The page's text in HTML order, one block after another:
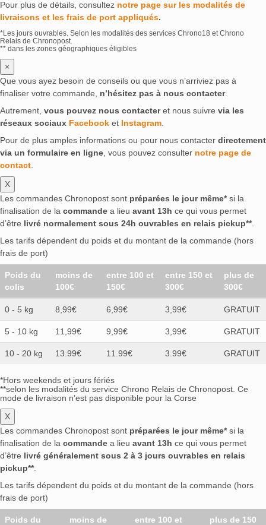
Pour plus de détails, consultez notre page sur les modalités de
livraisons et les frais de port appliqués.
*Les jours ouvrables. Selon les modalités des services Chrono18 et Chrono
Relais de Chronopost.
** dans les zones géographiques éligibles
×
Que vous ayez besoin de conseils ou que vous n’arriviez pas à
finaliser votre commande, n’hésitez pas à nous contacter.
Autrement, vous pouvez nous contacteret nous suivre via les
réseaux sociaux Facebook et Instagram
Pour de plus amples informations ou pour nous contacter directement
via un formulaire en ligne , vous pouvez consulter notre page de
contact
X
Les commandes Chronopost sont préparées le jour même*si la
finalisation de la commande a lieu avant 13h ce qui vous permet
d’être livré normalement sous 24h ouvrables en relais pickup**.
Les tarifs dépendent du poids et du montant de la commande (hors
frais de port)
Poids du
colis
moins de
100€
entre 100 et
150€
entre 150 et
300€
plus de
300€
0 - 5 kg 8,99€ 6,99€ 3,99€ GRATUIT
5 - 10 kg 11,99€ 9,99€ 3,99€ GRATUIT
10 - 20 kg 13.99€ 11.99€ 3.99€ GRATUIT
*Hors weekends et jours fériés
**selon les modalités du service Chrono Relais de Chronopost. Ce
mode de livraison n’est pas disponible pour la Corse
X
Les commandes Chronopost sont préparées le jour même*si la
finalisation de la commande a lieu avant 13h ce qui vous permet
d’être livré généralement sous 2 à 3 jours ouvrables en relais
pickup**.
Les tarifs dépendent du poids et du montant de la commande (hors
frais de port)
Poids du
moins de
entre 100 et
plus de 150